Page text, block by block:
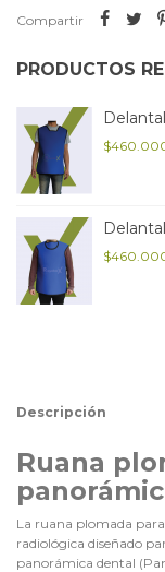
Compartir
PRODUCTOS
Descripción
Ruana
La ruana plomada
radiológica diseñado
panorámica dental